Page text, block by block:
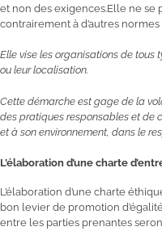
et non des exigences.Elle ne se
contrairement à d’autres normes
Elle vise les organisations de tous
ou leur localisation.
Cette démarche est gage de la
des pratiques responsables et de
et à son environnement, dans le
L’élaboration d’une charte
L’élaboration d’une charte
bon levier de promotion
entre les parties prenantes